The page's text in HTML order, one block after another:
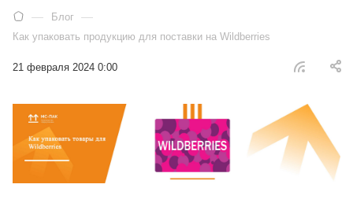
— Блог —
Как упаковать продукцию для поставки на Wildberries
21 февраля 2024 0:00